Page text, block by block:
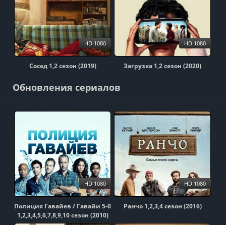
Сосед 1,2 сезон (2019)
HD 1080
Загрузка 1,2 сезон (2020)
HD 1080
Обновления сериалов
Полиция Гавайев / Гавайи 5-0
1,2,3,4,5,6,7,8,9,10 сезон (2010)
HD 1080
Ранчо 1,2,3,4 сезон (2016)
HD 1080